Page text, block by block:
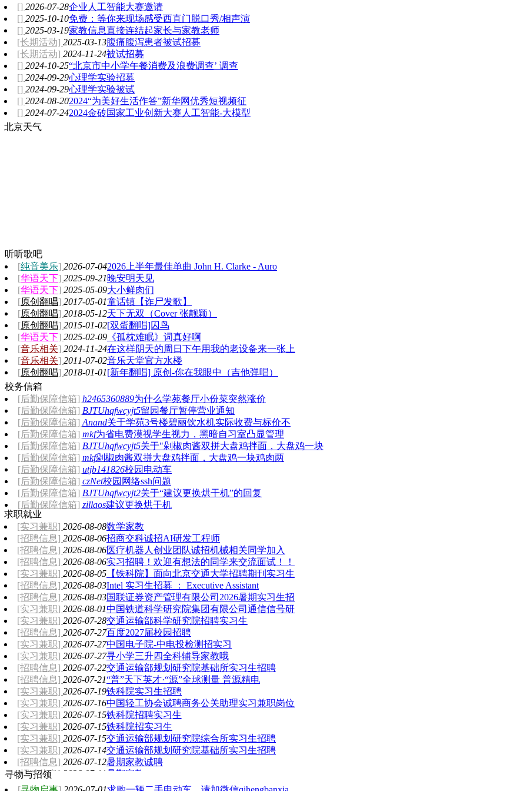
春风又绿江南岸
秋风送爽落叶金黄
[] 2026-07-28企业人工智能大赛邀请
[] 2025-10-10免费：等你来现场感受西直门脱口秀/相声演
[] 2025-03-19家教信息直接连结起家长与家教老师
[长期活动] 2025-03-13腹痛腹泻患者被试招募
[长期活动] 2024-11-24被试招募
[] 2024-10-25“北京市中小学午餐消费及浪费调查’ 调查
[] 2024-09-29心理学实验招募
[] 2024-09-29心理学实验被试
[] 2024-08-202024“为美好生活作答”新华网优秀短视频征
[] 2024-07-242024金砖国家工业创新大赛人工智能-大模型
北京天气
听听歌吧
[纯音美乐] 2026-07-042026上半年最佳单曲 John H. Clarke - Auro
[华语天下] 2025-09-21晚安明天见
[华语天下] 2025-05-09大小鲜肉们
[原创翻唱] 2017-05-01童话镇【诈尸发歌】
[原创翻唱] 2018-05-12天下无双（Cover 张靓颖）
[原创翻唱] 2015-01-02[双蛋翻唱]囚鸟
[华语天下] 2025-02-09 《孤枕难眠》词真好啊
[音乐相关] 2024-11-24在这样阴天的周日下午用我的老设备来一张上
[音乐相关] 2011-07-02音乐天堂官方水楼
[原创翻唱] 2018-01-01[新年翻唱] 原创-你在我眼中（吉他弹唱）
校务信箱
[后勤保障信箱] h2465360889为什么学苑餐厅小份菜突然涨价
[后勤保障信箱] BJTUhqfwcyjt5留园餐厅暂停营业通知
[后勤保障信箱] Anand关于学苑3号楼碧丽饮水机实际收费与标价不
[后勤保障信箱] mkf为省电费漠视学生视力，黑暗自习室凸显管理
[后勤保障信箱] BJTUhqfwcyjt5关于"剁椒肉酱双拼大盘鸡拌面，大盘鸡一块
[后勤保障信箱] mkf剁椒肉酱双拼大盘鸡拌面，大盘鸡一块鸡肉两
[后勤保障信箱] utjb141826校园电动车
[后勤保障信箱] czNet校园网络ssh问题
[后勤保障信箱] BJTUhqfwcyjt2关于“建议更换烘干机”的回复
[后勤保障信箱] zillaos建议更换烘干机
求职就业
[实习兼职] 2026-08-08数学家教
[招聘信息] 2026-08-06招商交科诚招AI研发工程师
[招聘信息] 2026-08-06医疗机器人创业团队诚招机械相关同学加入
[招聘信息] 2026-08-06实习招聘！欢迎有想法的同学来交流面试！！
[实习兼职] 2026-08-05 【铁科院】面向北京交通大学招聘期刊实习生
[招聘信息] 2026-08-03Intel 实习生招募 ： Executive Assistant
[招聘信息] 2026-08-03国联证券资产管理有限公司2026暑期实习生招
[实习兼职] 2026-08-01中国铁道科学研究院集团有限公司通信信号研
[实习兼职] 2026-07-28交通运输部科学研究院招聘实习生
[招聘信息] 2026-07-27百度2027届校园招聘
[实习兼职] 2026-07-27中国电子院-中电投检测招实习
[实习兼职] 2026-07-27寻小学三升四全科辅导家教哦
[招聘信息] 2026-07-22交通运输部规划研究院基础所实习生招聘
[招聘信息] 2026-07-21“普”天下英才·“源”全球测量 普源精电
[实习兼职] 2026-07-19铁科院实习生招聘
[实习兼职] 2026-07-16中国轻工协会诚聘商务公关助理实习兼职岗位
[实习兼职] 2026-07-15铁科院招聘实习生
[实习兼职] 2026-07-15铁科院招实习生
[实习兼职] 2026-07-15交通运输部规划研究院综合所实习生招聘
[实习兼职] 2026-07-14交通运输部规划研究院基础所实习生招聘
[招聘信息] 2026-07-12暑期家教诚聘
[招聘信息] 2026-07-11 暑期家教
寻物与招领